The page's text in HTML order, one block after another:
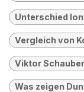
Unterschied
Vergleich von
Viktor
Was zeigen